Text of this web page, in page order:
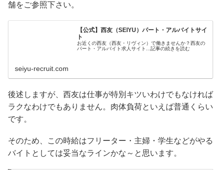
舗をご参照下さい。
【公式】西友（SEIYU）パート・アルバイトサイ
ト
お近くの西友（西友・リヴィン）で働きませんか？西友の
パート・アルバイト求人サイト...記事の続きを読む
seiyu-recruit.com
後述しますが、西友は仕事が特別キツいわけでもなければ
ラクなわけでもありません。肉体負荷といえば普通くらい
です。
そのため、この時給はフリーター・主婦・学生などがやる
バイトとしては妥当なラインかな～と思います。